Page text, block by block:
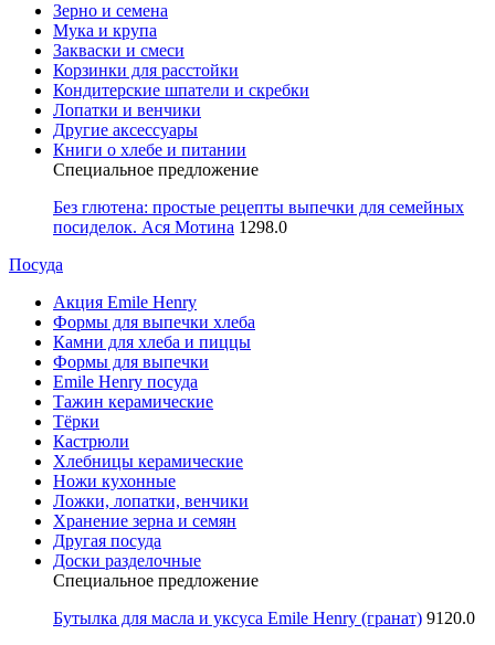
Зерно и семена
Мука и крупа
Закваски и смеси
Корзинки для расстойки
Кондитерские шпатели и скребки
Лопатки и венчики
Другие аксессуары
Книги о хлебе и питании
Специальное предложение
Без глютена: простые рецепты выпечки для семейных
посиделок. Ася Мотина 1298.0
Посуда
Акция Emile Henry
Формы для выпечки хлеба
Камни для хлеба и пиццы
Формы для выпечки
Emile Henry посуда
Тажин керамические
Тёрки
Кастрюли
Хлебницы керамические
Ножи кухонные
Ложки, лопатки, венчики
Хранение зерна и семян
Другая посуда
Доски разделочные
Специальное предложение
Бутылка для масла и уксуса Emile Henry (гранат) 9120.0